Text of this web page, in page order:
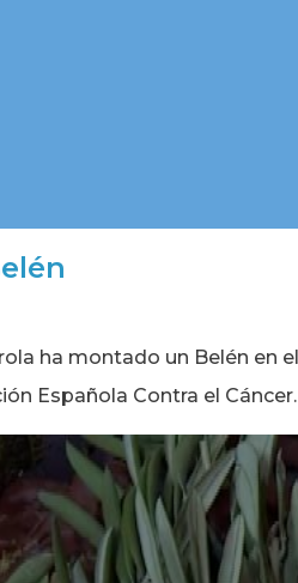
ha montado un Belén en
Española Contra el Cáncer.